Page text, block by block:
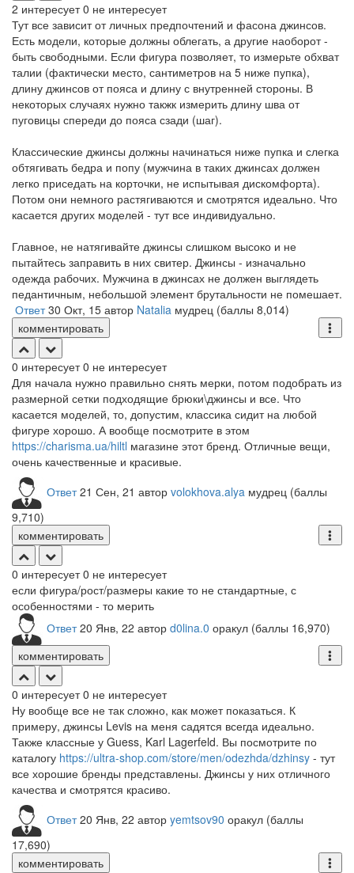
2 интересует 0 не интересует
Тут все зависит от личных предпочтений и фасона джинсов.
Есть модели, которые должны облегать, а другие наоборот -
быть свободными. Если фигура позволяет, то измерьте обхват
талии (фактически место, сантиметров на 5 ниже пупка),
длину джинсов от пояса и длину с внутренней стороны. В
некоторых случаях нужно такжк измерить длину шва от
пуговицы спереди до пояса сзади (шаг).
Классические джинсы должны начинаться ниже пупка и слегка
обтягивать бедра и попу (мужчина в таких джинсах должен
легко приседать на корточки, не испытывая дискомфорта).
Потом они немного растягиваются и смотрятся идеально. Что
касается других моделей - тут все индивидуально.
Главное, не натягивайте джинсы слишком высоко и не
пытайтесь заправить в них свитер. Джинсы - изначально
одежда рабочих. Мужчина в джинсах не должен выглядеть
педантичным, небольшой элемент брутальности не помешает.
Ответ 30 Окт, 15 автор Natalia мудрец (баллы 8,014)
комментировать
0 интересует 0 не интересует
Для начала нужно правильно снять мерки, потом подобрать из
размерной сетки подходящие брюки\джинсы и все. Что
касается моделей, то, допустим, классика сидит на любой
фигуре хорошо. А вообще посмотрите в этом
https://charisma.ua/hiltl магазине этот бренд. Отличные вещи,
очень качественные и красивые.
Ответ 21 Сен, 21 автор volokhova.alya мудрец (баллы
9,710)
комментировать
0 интересует 0 не интересует
если фигура/рост/размеры какие то не стандартные, с
особенностями - то мерить
Ответ 20 Янв, 22 автор d0lina.0 оракул (баллы 16,970)
комментировать
0 интересует 0 не интересует
Ну вообще все не так сложно, как может показаться. К
примеру, джинсы Levis на меня садятся всегда идеально.
Также классные у Guess, Karl Lagerfeld. Вы посмотрите по
каталогу https://ultra-shop.com/store/men/odezhda/dzhinsy - тут
все хорошие бренды представлены. Джинсы у них отличного
качества и смотрятся красиво.
Ответ 20 Янв, 22 автор yemtsov90 оракул (баллы
17,690)
комментировать